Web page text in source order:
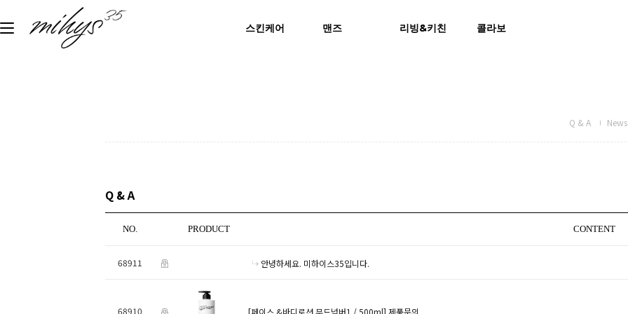
스킨케어 맨즈 리빙&키친 콜라보
Q & A
Q & A
NO. PRODUCT CONTENT
68911 안녕하세요. 미하이스35입니다.
68910